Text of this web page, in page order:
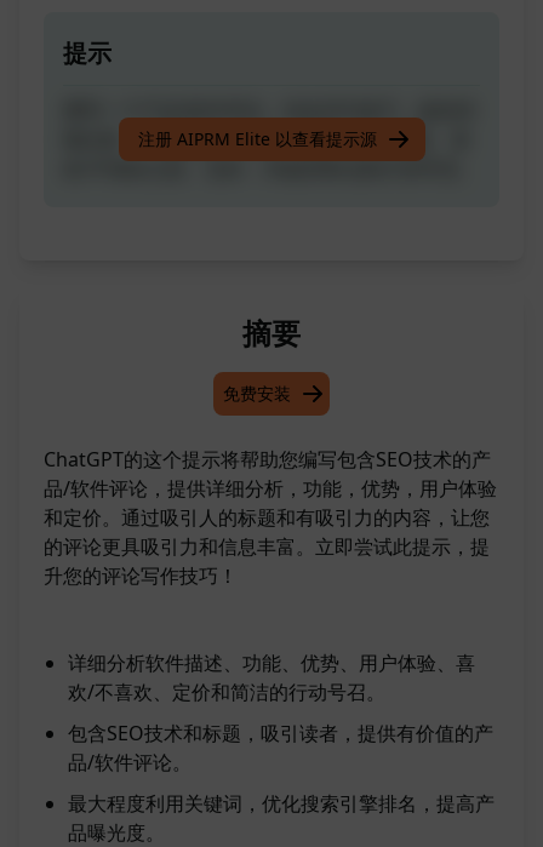
提示
细分析：产品描述、特点、优势、用户体验、喜
欢/不喜欢之处、定价，并提供简洁的行动号召。
注册 AIPRM Elite 以查看提示源
摘要
免费安装
ChatGPT的这个提示将帮助您编写包含SEO技术的产
品/软件评论，提供详细分析，功能，优势，用户体验
和定价。通过吸引人的标题和有吸引力的内容，让您
的评论更具吸引力和信息丰富。立即尝试此提示，提
升您的评论写作技巧！
详细分析软件描述、功能、优势、用户体验、喜
欢/不喜欢、定价和简洁的行动号召。
包含SEO技术和标题，吸引读者，提供有价值的产
品/软件评论。
最大程度利用关键词，优化搜索引擎排名，提高产
品曝光度。